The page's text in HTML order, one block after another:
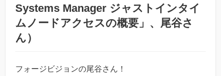
Systems Manager ジャストインタイ
ムノードアクセスの概要」、尾谷さ
ん）
フォージビジョンの尾谷さん！